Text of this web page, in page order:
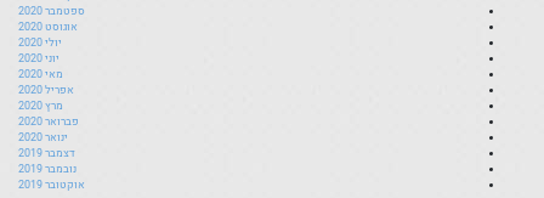
ספטמבר 2020
אוגוסט 2020
יולי 2020
יוני 2020
מאי 2020
אפריל 2020
מרץ 2020
פברואר 2020
ינואר 2020
דצמבר 2019
נובמבר 2019
אוקטובר 2019